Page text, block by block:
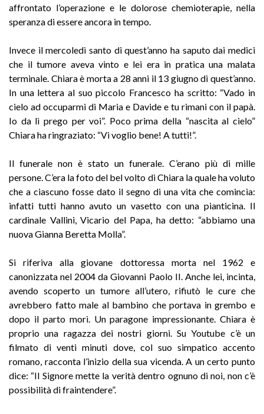
affrontato l’operazione e le dolorose chemioterapie, nella
speranza di essere ancora in tempo.
Invece il mercoledì santo di quest’anno ha saputo dai medici
che il tumore aveva vinto e lei era in pratica una malata
terminale. Chiara è morta a 28 anni il 13 giugno di quest’anno.
In una lettera al suo piccolo Francesco ha scritto: “Vado in
cielo ad occuparmi di Maria e Davide e tu rimani con il papà.
Io da lì prego per voi”. Poco prima della “nascita al cielo”
Chiara ha ringraziato: “Vi voglio bene! A tutti!”.
Il funerale non è stato un funerale. C’erano più di mille
persone. C’era la foto del bel volto di Chiara la quale ha voluto
che a ciascuno fosse dato il segno di una vita che comincia:
infatti tutti hanno avuto un vasetto con una pianticina. Il
cardinale Vallini, Vicario del Papa, ha detto: “abbiamo una
nuova Gianna Beretta Molla”.
Si riferiva alla giovane dottoressa morta nel 1962 e
canonizzata nel 2004 da Giovanni Paolo II. Anche lei, incinta,
avendo scoperto un tumore all’utero, rifiutò le cure che
avrebbero fatto male al bambino che portava in grembo e
dopo il parto morì. Un paragone impressionante. Chiara è
proprio una ragazza dei nostri giorni. Su Youtube c’è un
filmato di venti minuti dove, col suo simpatico accento
romano, racconta l’inizio della sua vicenda. A un certo punto
dice: “Il Signore mette la verità dentro ognuno di noi, non c’è
possibilità di fraintendere”.